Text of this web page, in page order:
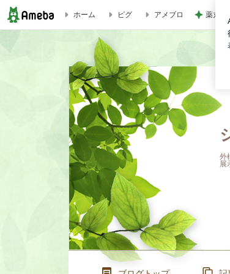
『エクステリアフェア2025in九州』開催のお知ら
ホーム ピグ アメブロ 薬丸
外
展